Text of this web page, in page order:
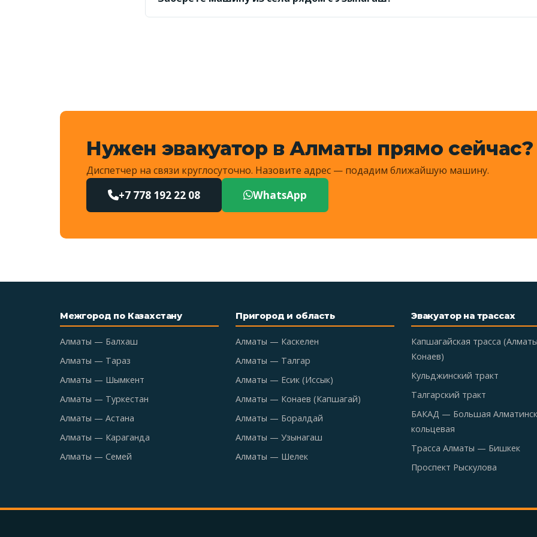
Нужен эвакуатор в Алматы прямо сейчас?
Диспетчер на связи круглосуточно. Назовите адрес — подадим ближайшую машину.
+7 778 192 22 08 WhatsApp
Межгород по Казахстану
Алматы — Балхаш
Алматы — Тараз
Алматы — Шымкент
Алматы — Туркестан
Алматы — Астана
Алматы — Караганда
Алматы — Семей
Пригород и область
Алматы — Каскелен
Алматы — Талгар
Алматы — Есик (Иссык)
Алматы — Конаев (Капшагай)
Алматы — Боралдай
Алматы — Узынагаш
Алматы — Шелек
Эвакуатор на трассах
Капшагайская трасса
Конаев)
Кульджинский тракт
Талгарский тракт
БАКАД — Большая
кольцевая
Трасса Алматы — Бишкек
Проспект Рыскулова